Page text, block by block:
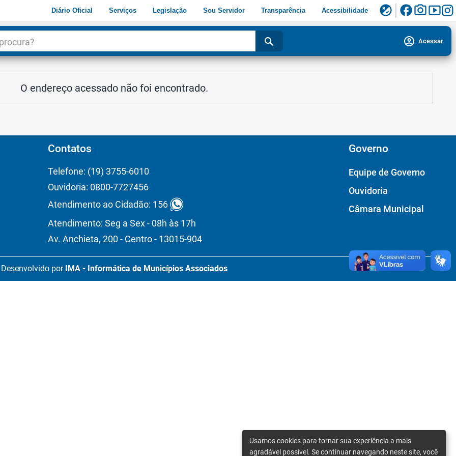
Diário Oficial Serviços Legislação Sou Servidor Transparência Acessibilidade flaky facebookphoto_camerasmart_display
search account_circle Acessar
O endereço acessado não foi encontrado.
Contatos
Telefone: (19) 3755-6010
Ouvidoria: 0800-7727456
Atendimento ao Cidadão: 156
Atendimento: Seg a Sex - 08h às 17h
Av. Anchieta, 200 - Centro - 13015-904
Governo
Equipe de Governo
Ouvidoria
Câmara Municipal
Desenvolvido por IMA - Informática de Municípios Associados
Usamos cookies para tornar sua experiência a mais
agradável possível. Se continuar navegando neste site, você